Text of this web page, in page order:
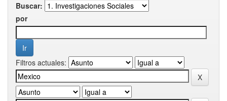
Buscar:
por
Filtros actuales: